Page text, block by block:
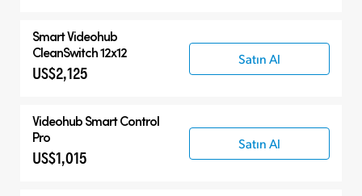
Smart Videohub
CleanSwitch 12x12
US$2,125
Satın Al
Videohub Smart Control
Pro
US$1,015
Satın Al